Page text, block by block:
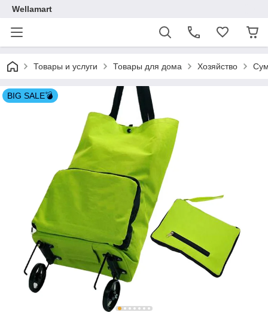
Wellamart
Товары и услуги Товары для дома Хозяйство
BIG SALE💣